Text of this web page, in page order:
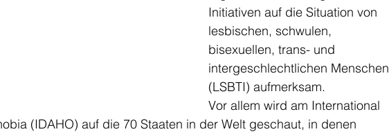
Initiativen auf die Situation von
lesbischen, schwulen,
bisexuellen, trans- und
intergeschlechtlichen Menschen
(LSBTI) aufmerksam.
Vor allem wird am International
(IDAHO) auf die 70 Staaten in der Welt geschaut, in denen